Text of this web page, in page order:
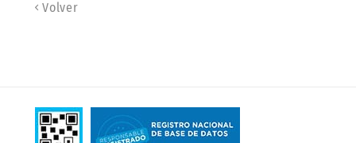
Volver